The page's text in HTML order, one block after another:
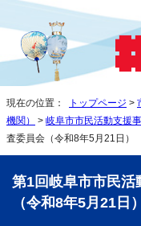
現在の位置： トップページ >
機関）
> 岐阜市市民活動支援
査委員会（令和8年5月21日）
第1回岐阜市市民活
（令和8年5月21日）